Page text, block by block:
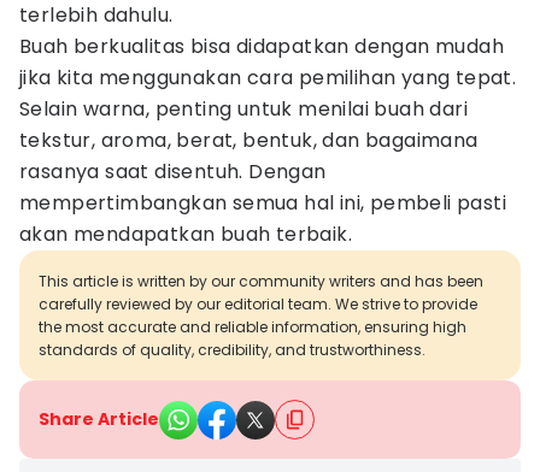
terlebih dahulu.
Buah berkualitas bisa didapatkan dengan mudah
jika kita menggunakan cara pemilihan yang tepat.
Selain warna, penting untuk menilai buah dari
tekstur, aroma, berat, bentuk, dan bagaimana
rasanya saat disentuh. Dengan
mempertimbangkan semua hal ini, pembeli pasti
akan mendapatkan buah terbaik.
This article is written by our community writers and has been
carefully reviewed by our editorial team. We strive to provide
the most accurate and reliable information, ensuring high
standards of quality, credibility, and trustworthiness.
Share Article